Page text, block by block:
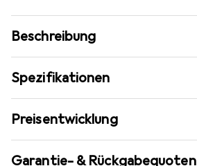
Beschreibung
Spezifikationen
Preisentwicklung
Garantie- & Rückgabequoten